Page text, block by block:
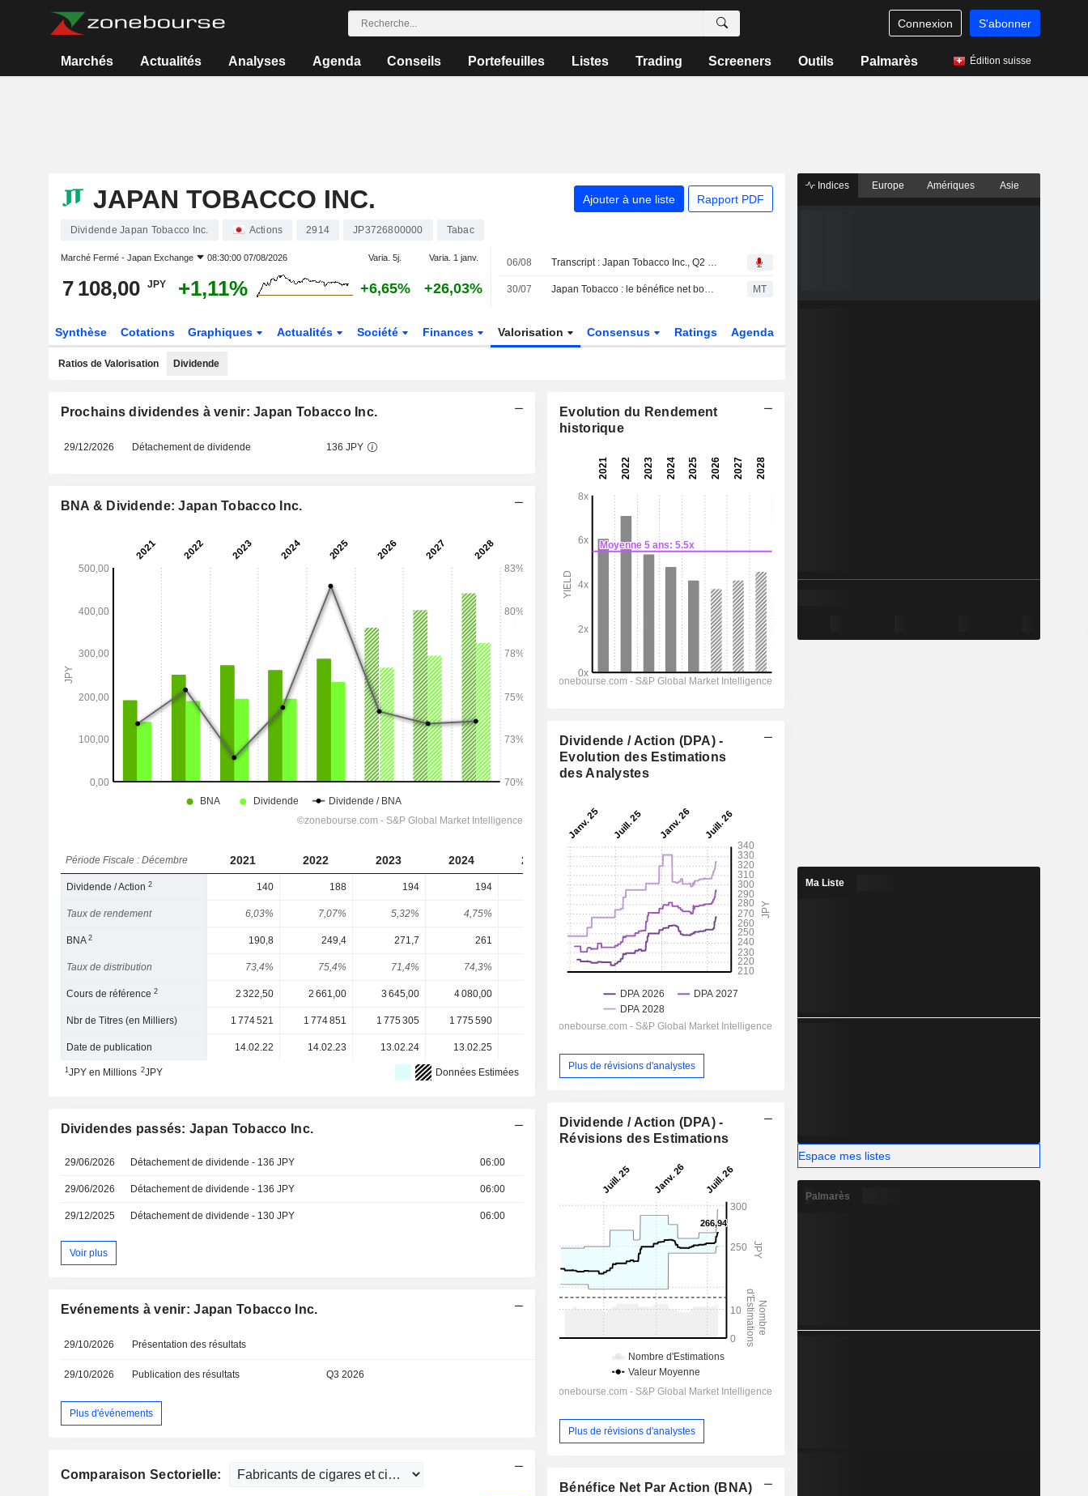
Connexion S'abonner
Marchés Actualités Analyses Agenda Conseils Portefeuilles Listes Trading Screeners Outils Palmarès Édition suisse
JAPAN TOBACCO INC. Ajouter à une liste Rapport PDF
Dividende Japan Tobacco Inc. Actions 2914 JP3726800000 Tabac
Marché Fermé - Japan Exchange 08:30:00 07/08/2026 Varia. 5j. Varia. 1 janv.
7 108,00 JPY +1,11% +6,65% +26,03%
06/08 Transcript : Japan Tobacco Inc., Q2 2026 Earnings Call, Jul 30, 2026
30/07 Japan Tobacco : le bénéfice net bondit de 35 % au premier semestre ; les prévisions de chiffre d'affaires et de résultat pour 2026 révisées à la hausse MT
Synthèse Cotations Graphiques Actualités Société Finances Valorisation Consensus Ratings Agenda
Ratios de Valorisation Dividende
Prochains dividendes à venir: Japan Tobacco Inc.
29/12/2026 Détachement de dividende 136 JPY
BNA & Dividende: Japan Tobacco Inc.
Période Fiscale : Décembre 2021 2022 2023 2024 2025 2026 2027 2028
Dividende / Action2 140 188 194 194 266,9 294,7
Taux de rendement 6,03% 7,07% 5,32% 4,75% 3,76% 4,15% 4,56%
BNA2 190,8 249,4 271,7 261 360,2 401,6
Taux de distribution 73,4% 75,4% 71,4% 74,3% 74,1% 73,4%
Cours de référence2 2 322,50 2 661,00 3 645,00 4 080,00 7 108,00 7 108,00
Nbr de Titres (en Milliers) 1 774 521 1 774 851 1 775 305 1 775 590 1 775 440 -
Date de publication 14.02.22 14.02.23 13.02.24 13.02.25
1JPY en Millions 2JPY Données Estimées
Dividendes passés: Japan Tobacco Inc.
29/06/2026 Détachement de dividende - 136 JPY 06:00
29/06/2026 Détachement de dividende - 136 JPY 06:00
29/12/2025 Détachement de dividende - 130 JPY 06:00
Voir plus
Evénements à venir: Japan Tobacco Inc.
29/10/2026 Présentation des résultats
29/10/2026 Publication des résultats Q3 2026
Plus d'événements
Comparaison Sectorielle:
Evolution du Rendement
historique
Dividende / Action (DPA) -
Evolution des Estimations
des Analystes
Plus de révisions d'analystes
Dividende / Action (DPA) -
Révisions des Estimations
Plus de révisions d'analystes
Bénéfice Net Par Action (BNA)
Indices Europe Amériques Asie
Ma Liste
Espace mes listes
Palmarès